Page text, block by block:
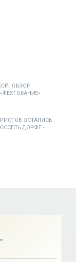
ОБЗОР
ОСТАЛИСЬ
-